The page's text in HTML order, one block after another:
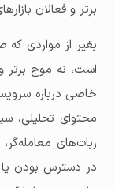
برتر و فعالان
بغیر از مواردی
است، نه موج برتر
خاصی درباره
محتوای تحلیلی،
ربات‌های
در دسترس بودن یا